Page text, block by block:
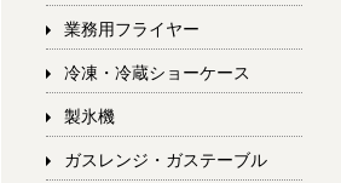
業務用フライヤー
冷凍・冷蔵ショーケース
製氷機
ガスレンジ・ガステーブル